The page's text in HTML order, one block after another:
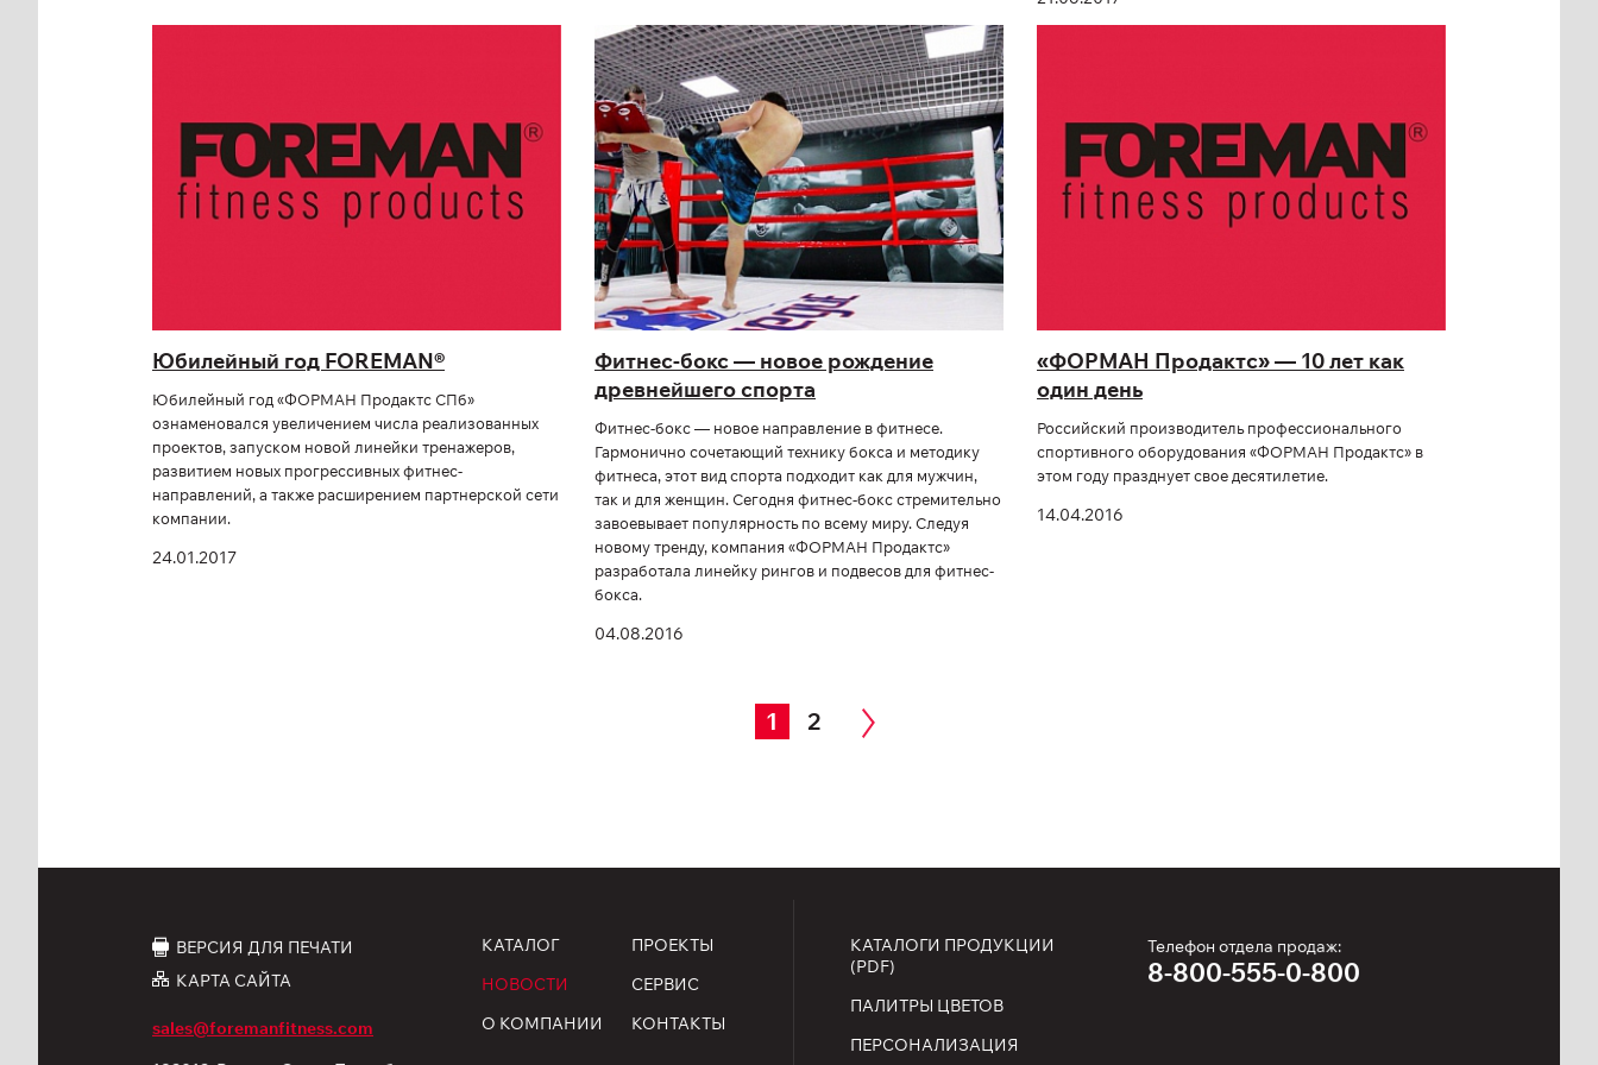
Юбилейный год FOREMAN®
Юбилейный год «ФОРМАН Продактс СПб»
ознаменовался увеличением числа реализованных
проектов, запуском новой линейки тренажеров,
развитием новых прогрессивных фитнес-
направлений, а также расширением партнерской сети
компании.
24.01.2017
Фитнес-бокс — новое рождение
древнейшего спорта
Фитнес-бокс — новое направление в фитнесе.
Гармонично сочетающий технику бокса и методику
фитнеса, этот вид спорта подходит как для мужчин,
так и для женщин. Сегодня фитнес-бокс стремительно
завоевывает популярность по всему миру. Следуя
новому тренду, компания «ФОРМАН Продактс»
разработала линейку рингов и подвесов для фитнес-
бокса.
04.08.2016
«ФОРМАН Продактс» — 10 лет как
один день
Российский производитель профессионального
спортивного оборудования «ФОРМАН Продактс» в
этом году празднует свое десятилетие.
14.04.2016
1 2
ВЕРСИЯ ДЛЯ ПЕЧАТИ
КАРТА САЙТА
sales@foremanfitness.com
КАТАЛОГ
НОВОСТИ
О КОМПАНИИ
ПРОЕКТЫ
СЕРВИС
КОНТАКТЫ
КАТАЛОГИ ПРОДУКЦИИ
(PDF)
ПАЛИТРЫ ЦВЕТОВ
ПЕРСОНАЛИЗАЦИЯ
Телефон отдела продаж:
8-800-555-0-800